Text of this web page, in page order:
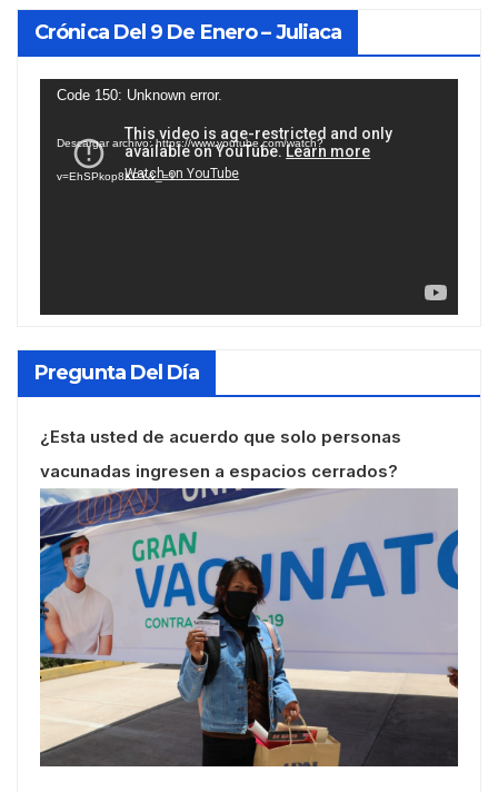
Crónica Del 9 De Enero – Juliaca
Reproductor
vídeo
Code 150: Unknown error.
Descargar archivo: https://www.youtube.com/watch?
v=EhSPkop8KPY&_=1
Pregunta Del Día
¿Esta usted de acuerdo que solo personas
vacunadas ingresen a espacios cerrados?